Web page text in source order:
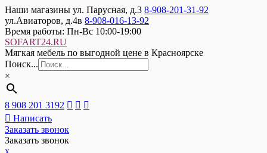
Наши магазины ул. Парусная, д.3 8-908-201-31-92
ул.Авиаторов, д.4в 8-908-016-13-92
Время работы: Пн-Вс 10:00-19:00
SOFART24.RU
Мягкая мебель по выгодной цене в Красноярске
Поиск...
×
8 908 201 3192
Написать
Заказать звонок
Заказать звонок
x